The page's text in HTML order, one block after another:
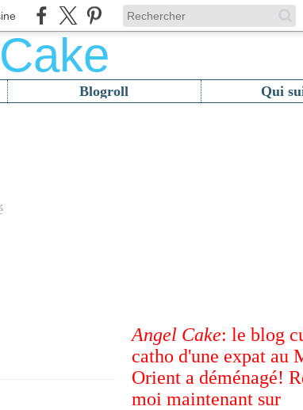
Blogroll Qui
Angel Cake: le blog
catho d'une expat au
Orient a déménagé!
moi maintenant sur